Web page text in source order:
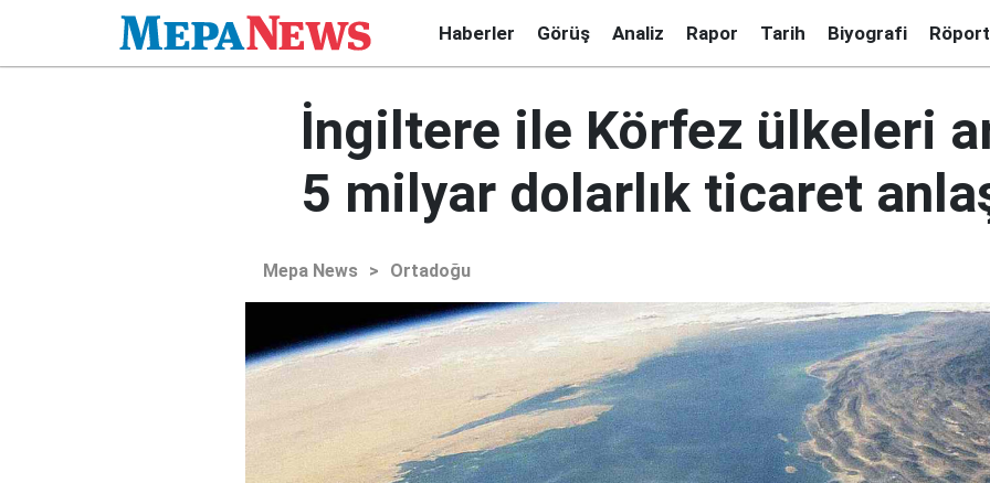
Haberler Görüş Analiz Rapor Tarih Biyografi
İngiltere ile Körfez ülkeleri
5 milyar dolarlık ticaret
Mepa News > Ortadoğu